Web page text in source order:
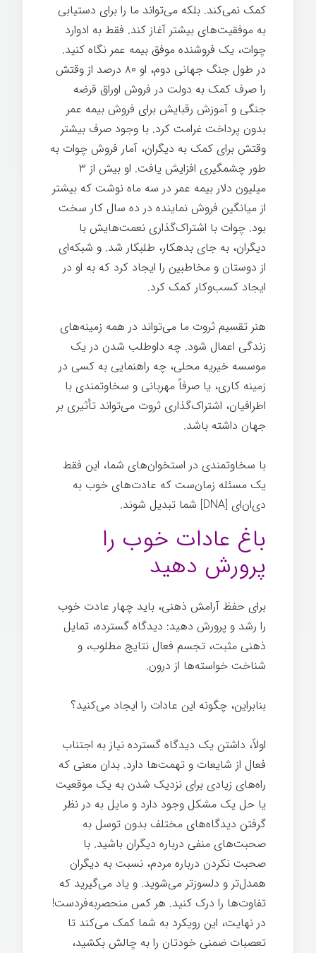
کمک نمی‌کند. بلکه می‌تواند ما را برای دستیابی
به موفقیت‌های بیشتر آغاز کند. فقط به ادوارد
چوات، یک فروشنده موفق بیمه عمر نگاه کنید.
در طول جنگ جهانی دوم، او ۸۰ درصد از وقتش
را صرف کمک به دولت در فروش اوراق قرضه
جنگی و آموزش رقبایش برای فروش بیمه عمر
بدون پرداخت غرامت کرد. با وجود صرف بیشتر
وقتش برای کمک به دیگران، آمار فروش چوات به
طور چشمگیری افزایش یافت. او بیش از ۳
میلیون دلار بیمه عمر در سه ماه نوشت که بیشتر
از میانگین فروش نماینده در ده سال کار سخت
بود. چوات با اشتراک‌گذاری نعمت‌هایش با
دیگران، به جای بدهکار، طلبکار شد. و شبکه‌ای
از دوستان و مخاطبین را ایجاد کرد که به او در
ایجاد کسب‌وکار کمک کرد.
هنر تقسیم ثروت ما می‌تواند در همه زمینه‌های
زندگی اعمال شود. چه داوطلب شدن در یک
موسسه خیریه محلی، چه راهنمایی به کسی در
زمینه کاری، یا صرفاً مهربانی و سخاوتمندی با
اطرافیان، اشتراک‌گذاری ثروت می‌تواند تأثیری بر
جهان داشته باشد.
با سخاوتمندی در استخوان‌های شما، این فقط
یک مسئله زمان‌ست که عادت‌های خوب به
دی‌ان‌ای [DNA] شما تبدیل شوند.
باغ عادات خوب را
پرورش دهید
برای حفظ آرامش ذهنی، باید چهار عادت خوب
را رشد و پرورش دهید: دیدگاه گسترده، تمایل
ذهنی مثبت، تجسم فعال نتایج مطلوب، و
شناخت خواسته‌ها از درون.
بنابراین، چگونه این عادات را ایجاد می‌کنید؟
اولاً، داشتن یک دیدگاه گسترده نیاز به اجتناب
فعال از شایعات و تهمت‌ها دارد. بدان معنی که
راه‌های زیادی برای نزدیک شدن به یک موقعیت
یا حل یک مشکل وجود دارد و مایل به در نظر
گرفتن دیدگاه‌های مختلف بدون توسل به
صحبت‌های منفی درباره دیگران باشید. با
صحبت نکردن درباره مردم، نسبت به دیگران
همدل‌تر و دلسوزتر می‌شوید. و یاد می‌گیرید که
تفاوت‌ها را درک کنید. هر کس منحصربه‌فردست!
در نهایت، این رویکرد به شما کمک می‌کند تا
تعصبات ضمنی خودتان را به چالش بکشید،